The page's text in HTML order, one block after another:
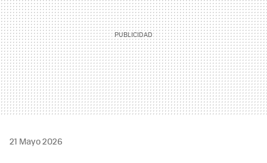
21 Mayo 2026